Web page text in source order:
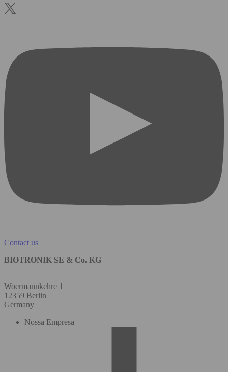
Contact us
BIOTRONIK SE & Co. KG
Woermannkehre 1
12359 Berlin
Germany
Nossa Empresa